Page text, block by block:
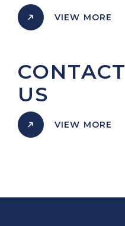
VIEW MORE
CONTACT
US
VIEW MORE